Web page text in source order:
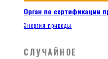
Орган по сертификации
Энергия природы
СЛУЧАЙНОЕ